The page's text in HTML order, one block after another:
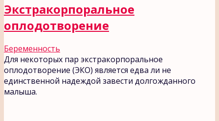
Экстракорпоральное
оплодотворение
Беременность
Для некоторых пар экстракорпоральное
оплодотворение (ЭКО) является едва ли не
единственной надеждой завести долгожданного
малыша.